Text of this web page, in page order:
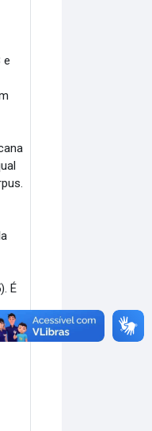
e
É